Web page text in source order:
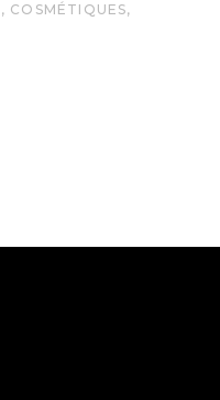
COSMÉTIQUES